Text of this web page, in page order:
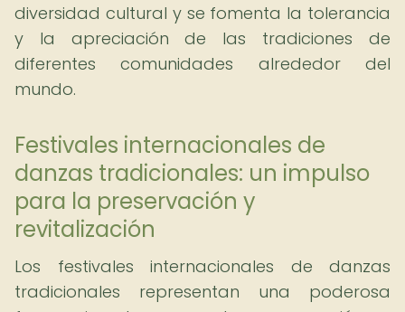
diversidad cultural y se fomenta la tolerancia
y la apreciación de las tradiciones de
diferentes comunidades alrededor del
mundo.
Festivales internacionales de
danzas tradicionales: un impulso
para la preservación y
revitalización
Los festivales internacionales de danzas
tradicionales representan una poderosa